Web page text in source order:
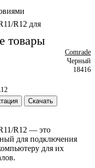
товары
R12 для
Comrade
Черный
18416
Скачать
R12 — это
для подключения
для их